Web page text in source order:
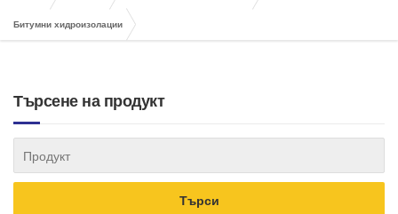
Битумни хидроизолации
Търсене на продукт